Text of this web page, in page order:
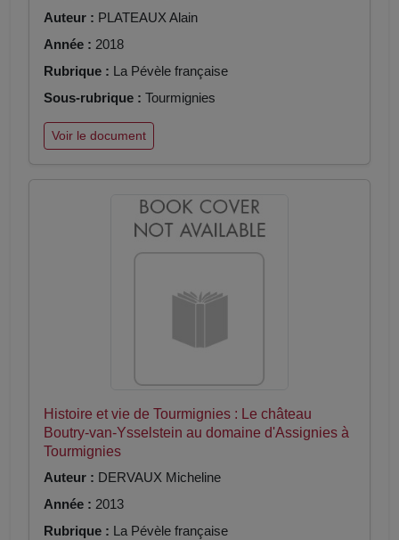
Auteur : PLATEAUX Alain
Année : 2018
Rubrique : La Pévèle française
Sous-rubrique : Tourmignies
Voir le document
Histoire et vie de Tourmignies : Le château
Boutry-van-Ysselstein au domaine d'Assignies à
Tourmignies
Auteur : DERVAUX Micheline
Année : 2013
Rubrique : La Pévèle française